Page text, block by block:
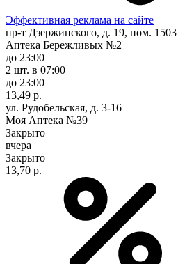
Эффективная реклама на сайте
пр-т Дзержинского, д. 19, пом. 1503
Аптека Бережливых №2
до 23:00
2 шт. в 07:00
до 23:00
13,49 р.
ул. Рудобельская, д. 3-16
Моя Аптека №39
Закрыто
вчера
Закрыто
13,70 р.